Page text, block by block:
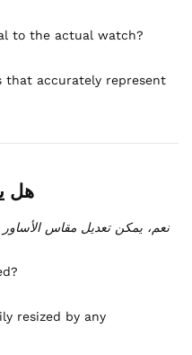
to the actual watch?
that accurately represent
هل
نعم، يمكن تعديل مقاس
resized by any